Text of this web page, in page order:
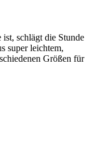
schlägt die Stunde
super leichtem,
Größen für